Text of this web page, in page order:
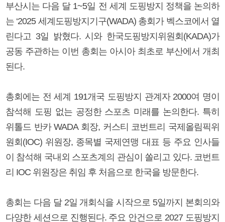
부산시는 다음 달 1~5일 전 세계 도핑방지 정책을 논의하
는 ‘2025 세계도핑방지기구(WADA) 총회가 벡스코에서 열
린다고 3일 밝혔다. 시와 한국도핑방지위원회(KADA)가
공동 주관하는 이번 총회는 아시아 최초로 부산에서 개최
된다.
총회에는 전 세계 191개국 도핑방지 관계자 2000여 명이
참석해 도핑 없는 공정한 스포츠 미래를 논의한다. 특히
위톨드 반카 WADA 회장, 커스티 코번트리 국제올림픽위
원회(IOC) 위원장, 종목별 국제연맹 대표 등 주요 인사들
이 참석해 국내외 스포츠계의 관심이 쏠리고 있다. 코번트
리 IOC 위원장은 취임 후 처음으로 한국을 방문한다.
총회는 다음 달 2일 개회식을 시작으로 5일까지 본회의와
다양한 세션으로 진행된다. 주요 안건으로 2027 도핑방지